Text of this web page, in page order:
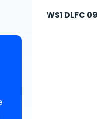
WS1 DLFC